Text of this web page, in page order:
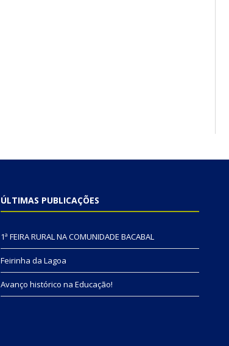
ÚLTIMAS PUBLICAÇÕES
1ª FEIRA RURAL NA COMUNIDADE BACABAL
Feirinha da Lagoa
Avanço histórico na Educação!